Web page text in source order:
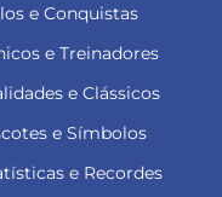
e Conquistas
e Treinadores
e Clássicos
e Símbolos
e Recordes